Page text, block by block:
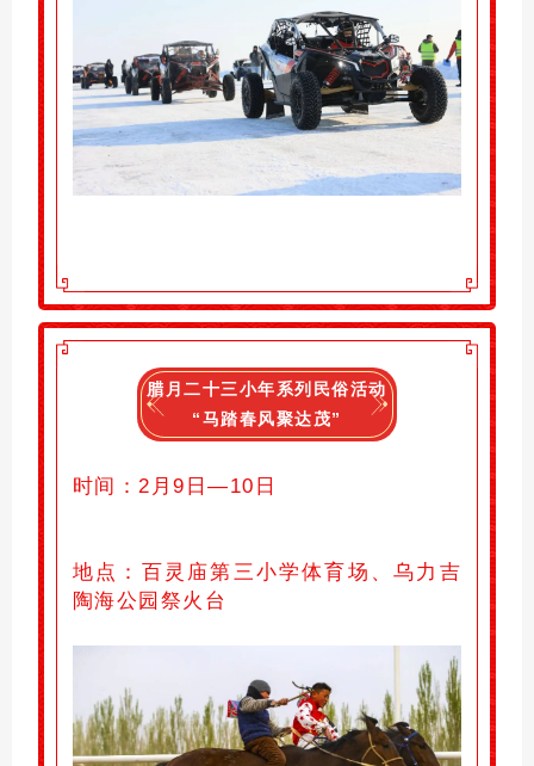
腊月二十三小年系列民俗活动
“马踏春风聚达茂”
时间：2月9日—10日
地点：百灵庙第三小学体育场、乌力吉
陶海公园祭火台